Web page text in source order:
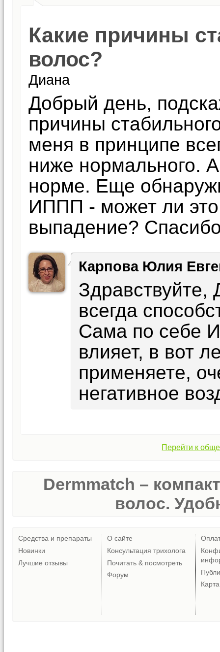
Какие причины
волос?
Диана
Добрый день,
причины
меня в принципе
ниже нормального.
норме. Еще
ИППП - может ли это
выпадение?
Карпова Юлия
Здравствуйте,
всегда
Сама по себе
влияет, в вот
применяете,
негативное
Перейти к
Dermmatch –
волос.
Средства и препараты
Новинки
Лучшие отзывы
О сайте
Консультация трихолога
Почитать & посмотреть
Форум